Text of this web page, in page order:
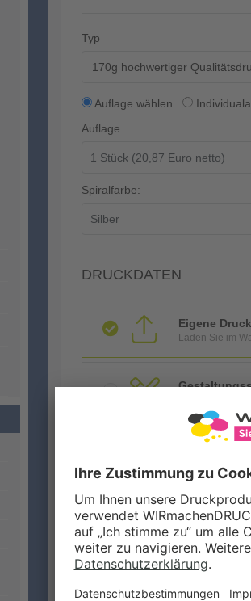
Typ
170g hochwertiger
Auflage wählen
Auflage
Spiralfarbe:
DRUCKDATEN
Eigene
Laden Sie im
Qualitätskontrolle